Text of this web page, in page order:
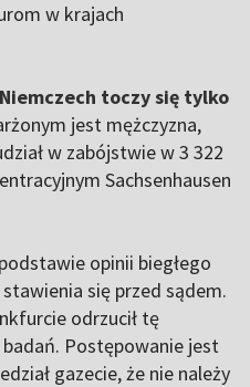
w krajach
toczy się tylko
jest mężczyzna,
w zabójstwie w 3 322
Sachsenhausen
opinii biegłego
się przed sądem.
odrzucił tę
Postępowanie jest
gazecie, że nie należy